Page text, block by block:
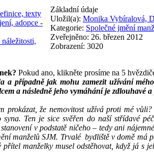
texty
adopce -
Základní údaje
Uložil(a): Monika Vybíralová,
Kategorie: Společné jmění
Zveřejněno: 26. březen 2012
Zobrazení: 3020
Pokud ano, klikněte prosíme na 5
a případně jak mohu zamezit užívání
a následně jeho vymáhání je zdlouhavé
prokázat, že nemovitost užívá proti mé
syna. Ten je sice svěřen do naší střídavé
v podstatě ničeho – tedy ani
manželů SJM. Trvalé bydliště v domě
přítel manželky musel odstěhovat, když já s